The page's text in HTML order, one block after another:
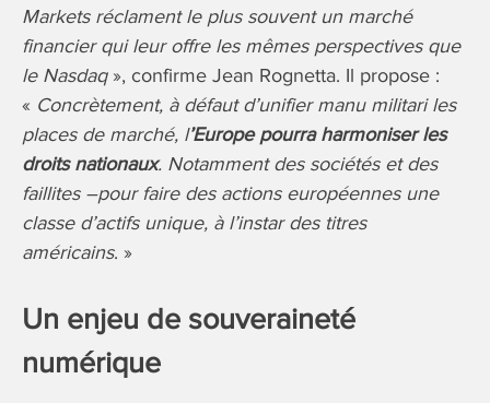
Markets réclament le plus souvent un marché
financier qui leur offre les mêmes perspectives que
le Nasdaq», confirme Jean Rognetta. Il propose :
« Concrètement, à défaut d’unifier manu militari les
places de marché, l’Europe pourra harmoniser les
droits nationaux. Notamment des sociétés et des
faillites –pour faire des actions européennes une
classe d’actifs unique, à l’instar des titres
américains. »
Un enjeu de souveraineté
numérique